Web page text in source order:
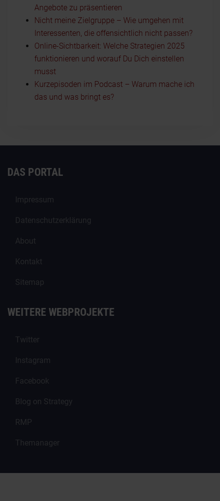
Angebote zu präsentieren
Nicht meine Zielgruppe – Wie umgehen mit
Interessenten, die offensichtlich nicht passen?
Online-Sichtbarkeit: Welche Strategien 2025
funktionieren und worauf Du Dich einstellen
musst
Kurzepisoden im Podcast – Warum mache ich
das und was bringt es?
DAS PORTAL
Impressum
Datenschutzerklärung
About
Kontakt
Sitemap
WEITERE WEBPROJEKTE
Twitter
Instagram
Facebook
Blog on Strategy
RMP
Themanager